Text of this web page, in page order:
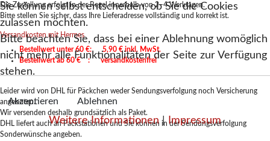
Die Zustellung erfolgt in der Regel innerhalb von 2–4 Werktagen.
Bitte stellen Sie sicher, dass Ihre Lieferadresse vollständig und korrekt ist.
Versandkosten mit Hermes
Bestellwert unter 60 €: 5,90 € inkl. MwSt.
Bestellwert ab 60 € : versandkostenfrei
Leider wird von DHL für Päckchen weder Sendungsverfolgung noch Versicherung
angeboten.
Wir versenden deshalb grundsätzlich als Paket.
DHL liefert auch an Packstationen und Sie können in der Sendungsverfolgung
Sonderwünsche angeben.
Sie können selbst entscheiden, ob Sie die Cookies
zulassen möchten.
Bitte beachten Sie, dass bei einer Ablehnung womöglich
nicht mehr alle Funktionalitäten der Seite zur Verfügung
stehen.
Akzeptieren Ablehnen
Weitere Informationen | Impressum